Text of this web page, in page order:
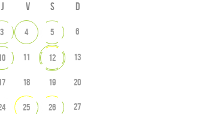
J V S D
3 4 5 6
11 12 13
18 19 20
25 26 27